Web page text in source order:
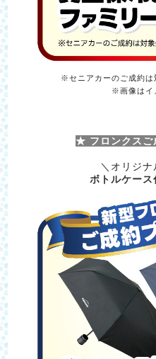
※セニアカーのご成約は
※画像はイ
★ フロンクスご
＼オリジナ
ボトルケース